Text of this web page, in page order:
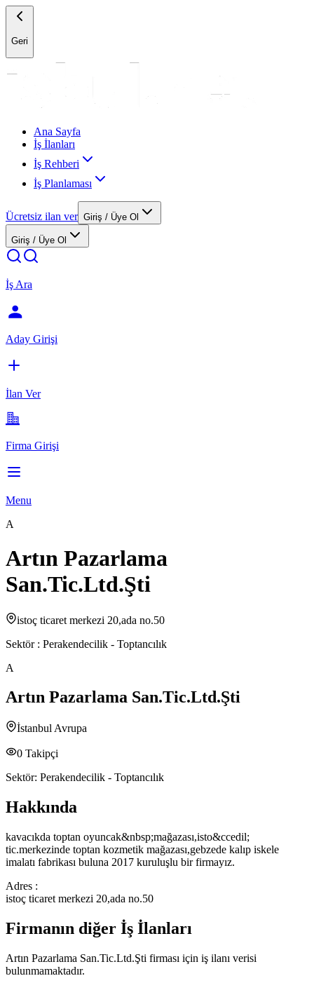
Geri
Ana Sayfa
İş İlanları
İş Rehberi
İş Planlaması
Ücretsiz ilan ver Giriş / Üye Ol
Giriş / Üye Ol
İş Ara
Aday Girişi
İlan Ver
Firma Girişi
Menu
A
Artın Pazarlama
San.Tic.Ltd.Şti
istoç ticaret merkezi 20,ada no.50
Sektör : Perakendecilik - Toptancılık
A
Artın Pazarlama San.Tic.Ltd.Şti
İstanbul Avrupa
0 Takipçi
Sektör: Perakendecilik - Toptancılık
Hakkında
kavacıkda toptan oyuncak&nbsp;mağazası,isto&ccedil;
tic.merkezinde toptan kozmetik mağazası,gebzede kalıp iskele
imalatı fabrikası buluna 2017 kuruluşlu bir firmayız.
Adres :
istoç ticaret merkezi 20,ada no.50
Firmanın diğer İş İlanları
Artın Pazarlama San.Tic.Ltd.Şti firması için iş ilanı verisi
bulunmamaktadır.